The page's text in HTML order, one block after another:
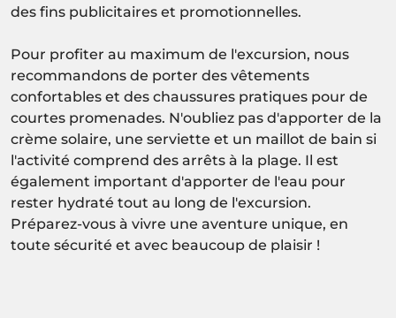
des fins publicitaires et promotionnelles.
Pour profiter au maximum de l'excursion, nous
recommandons de porter des vêtements
confortables et des chaussures pratiques pour de
courtes promenades. N'oubliez pas d'apporter de la
crème solaire, une serviette et un maillot de bain si
l'activité comprend des arrêts à la plage. Il est
également important d'apporter de l'eau pour
rester hydraté tout au long de l'excursion.
Préparez-vous à vivre une aventure unique, en
toute sécurité et avec beaucoup de plaisir !